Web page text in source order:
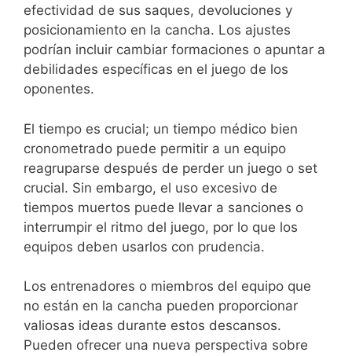
efectividad de sus saques, devoluciones y
posicionamiento en la cancha. Los ajustes
podrían incluir cambiar formaciones o apuntar a
debilidades específicas en el juego de los
oponentes.
El tiempo es crucial; un tiempo médico bien
cronometrado puede permitir a un equipo
reagruparse después de perder un juego o set
crucial. Sin embargo, el uso excesivo de
tiempos muertos puede llevar a sanciones o
interrumpir el ritmo del juego, por lo que los
equipos deben usarlos con prudencia.
Los entrenadores o miembros del equipo que
no están en la cancha pueden proporcionar
valiosas ideas durante estos descansos.
Pueden ofrecer una nueva perspectiva sobre